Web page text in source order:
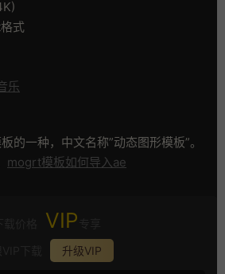
式
乐
的一种，中文名称”动态图形模板”。
mogrt模板如何导入ae
VIP
升级VIP